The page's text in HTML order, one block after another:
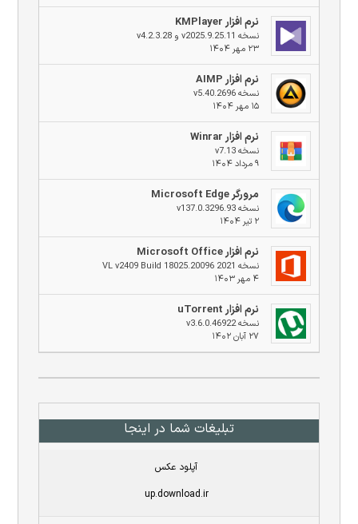
نرم افزار KMPlayer
نسخه v2025.9.25.11 و v4.2.3.28
۲۳ مهر ۱۴۰۴
نرم افزار AIMP
نسخه v5.40.2696
۱۵ مهر ۱۴۰۴
نرم افزار Winrar
نسخه v7.13
۹ مرداد ۱۴۰۴
مرورگر Microsoft Edge
نسخه v137.0.3296.93
۲ تیر ۱۴۰۴
نرم افزار Microsoft Office
نسخه 2021 VL v2409 Build 18025.20096
۴ مهر ۱۴۰۳
نرم افزار uTorrent
نسخه v3.6.0.46922
۲۷ آبان ۱۴۰۲
تبلیغات شما در اینجا
آپلود عکس
up.download.ir